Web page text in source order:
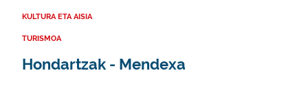
KULTURA ETA AISIA
TURISMOA
Hondartzak - Mendexa